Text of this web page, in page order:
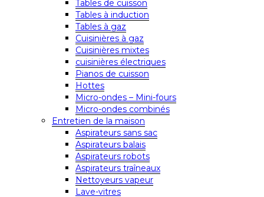
Tables de cuisson
Tables à induction
Tables à gaz
Cuisinières à gaz
Cuisinières mixtes
cuisinières électriques
Pianos de cuisson
Hottes
Micro-ondes – Mini-fours
Micro-ondes combinés
Entretien de la maison
Aspirateurs sans sac
Aspirateurs balais
Aspirateurs robots
Aspirateurs traîneaux
Nettoyeurs vapeur
Lave-vitres